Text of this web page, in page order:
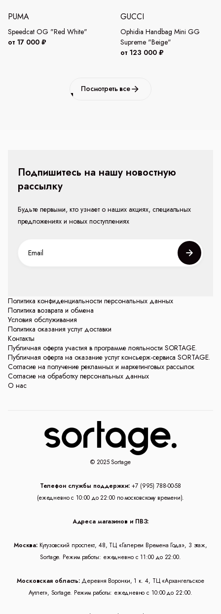
PUMA
Speedcat OG "Red White"
от 17 000 ₽
GUCCI
Ophidia Handbag Mini GG
Supreme "Beige"
от 123 000 ₽
Посмотреть все
Политика конфиденциальности персональных данных
Политика возврата и обмена
Условия обслуживания
Политика оказания услуг доставки
Контакты
Публичная оферта участия в программе лояльности SORTAGE.
Публичная оферта на оказание услуг консьерж-сервиса SORTAGE.
Согласие на получение рекламных и маркетинговых рассылок
Согласие на обработку персональных данных
О нас
Подпишитесь на нашу новостную
рассылку
Будьте первыми, кто узнает о наших акциях, специальных
предложениях и новых поступлениях
© 2025 Sortage
Телефон службы поддержки: +7 (995) 788-00-58
(ежедневно с 10:00 до 22:00 по московскому времени).
Адреса магазинов и ПВЗ:
Москва: Кутузовский проспект, 48, ТЦ «Галереи Времена Года», 3 этаж,
Sortage. Режим работы: ежедневно с 11:00 до 22:00.
Московская область: Деревня Воронки, 1 к. 4, ТЦ «Архангельское
Аутлет», Sortage. Режим работы: ежедневно с 10:00 до 22:00.